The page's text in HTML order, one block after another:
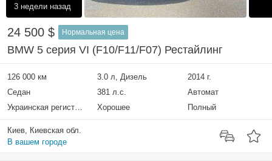
3 недели назад
24 500 $ Нормальная цена
BMW 5 серия VI (F10/F11/F07) Рестайлинг
126 000 км 3.0 л, Дизель
2014 г.
Седан
381 л.с.
Автомат
Украинская регистрация
Хорошее Полный
Киев, Киевская обл.
В вашем городе